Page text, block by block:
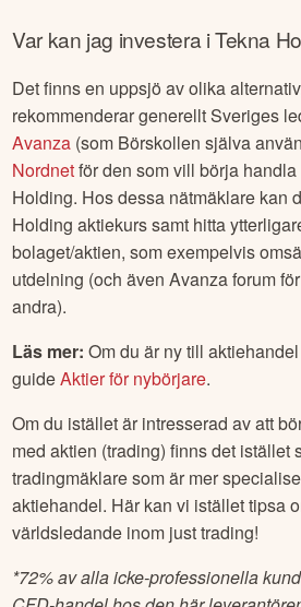
Var kan jag investera iTekna
Det finns en uppsjö av olika
rekommenderar generellt Sveriges
Avanza (som Börskollen själva
Nordnetför den som vill börja
Holding. Hos dessa nätmäklare kan
Holding aktiekurs samt hitta
bolaget/aktien, som exempelvis
utdelning (och även Avanza forum
andra).
Läs mer: Om du är ny till
guideAktier för nybörjare.
Om du istället är intresserad av att
med aktien (trading) finns det istället
tradingmäklare som är mer
aktiehandel. Här kan vi istället tipsa
världsledande inom just trading!
*72% av alla icke-professionella